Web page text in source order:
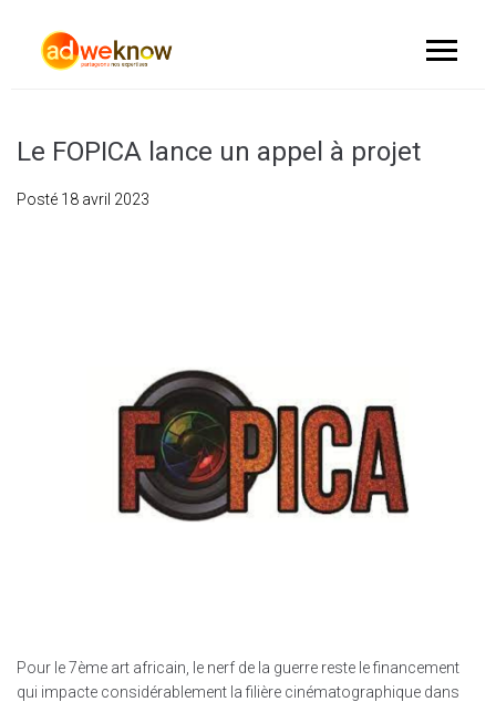
Le FOPICA lance un appel à projet
Posté 18 avril 2023
Pour le 7ème art africain, le nerf de la guerre reste le financement
qui impacte considérablement la filière cinématographique dans